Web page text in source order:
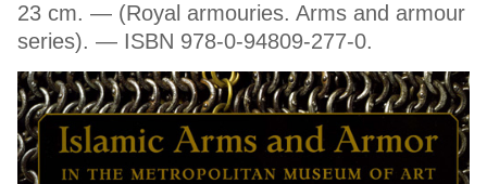
23 cm. — (Royal armouries. Arms and armour
series). — ISBN 978-0-94809-277-0.